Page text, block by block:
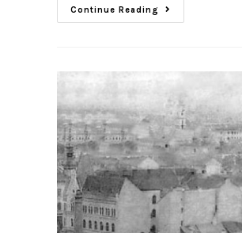
Continue Reading